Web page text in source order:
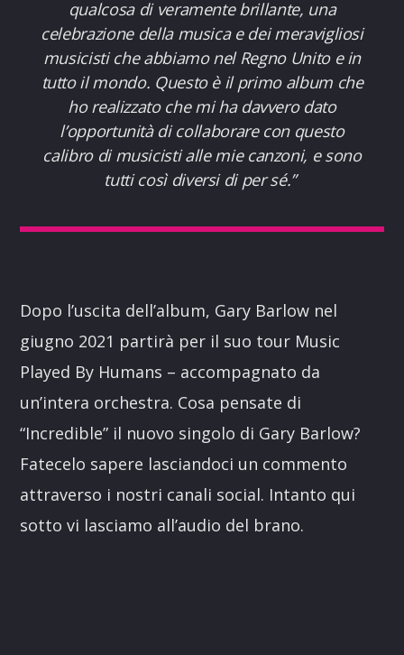
qualcosa di veramente brillante, una
celebrazione della musica e dei meravigliosi
musicisti che abbiamo nel Regno Unito e in
tutto il mondo. Questo è il primo album che
ho realizzato che mi ha davvero dato
l’opportunità di collaborare con questo
calibro di musicisti alle mie canzoni, e sono
tutti così diversi di per sé.”
Dopo l’uscita dell’album, Gary Barlow nel
giugno 2021 partirà per il suo tour Music
Played By Humans – accompagnato da
un’intera orchestra. Cosa pensate di
“Incredible” il nuovo singolo di Gary Barlow?
Fatecelo sapere lasciandoci un commento
attraverso i nostri canali social. Intanto qui
sotto vi lasciamo all’audio del brano.